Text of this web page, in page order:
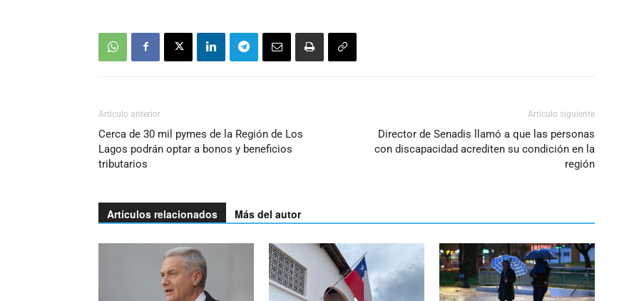
Artículo anterior
Cerca de 30 mil pymes de la Región de Los
Lagos podrán optar a bonos y beneficios
tributarios
Artículo siguiente
Director de Senadis llamó a que las personas
con discapacidad acrediten su condición en la
región
Artículos relacionados Más del autor